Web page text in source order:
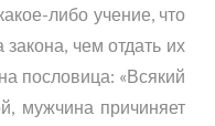
либо учение, что
чем отдать их
пословица: «Всякий
мужчина причиняет